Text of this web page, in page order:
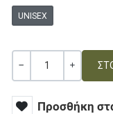
UNISEX
Ποσότητα
Προσθήκη